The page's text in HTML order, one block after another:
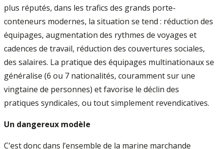
plus réputés, dans les trafics des grands porte-
conteneurs modernes, la situation se tend : réduction des
équipages, augmentation des rythmes de voyages et
cadences de travail, réduction des couvertures sociales,
des salaires. La pratique des équipages multinationaux se
généralise (6 ou 7 nationalités, couramment sur une
vingtaine de personnes) et favorise le déclin des
pratiques syndicales, ou tout simplement revendicatives.
Un dangereux modèle
C’est donc dans l’ensemble de la marine marchande